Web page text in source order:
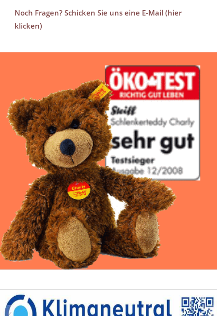
Noch Fragen? Schicken Sie uns eine E-Mail (hier
klicken)